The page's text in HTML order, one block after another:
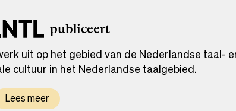
publiceert
uit op het gebied van de Nederlandse taal-
cultuur in het Nederlandse taalgebied.
Lees meer